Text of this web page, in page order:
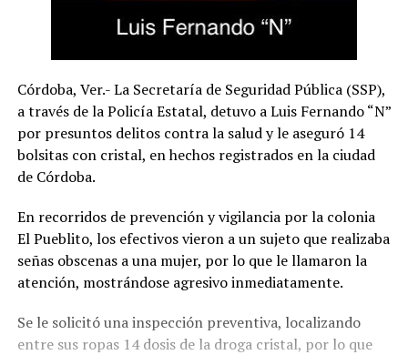
Córdoba, Ver.- La Secretaría de Seguridad Pública (SSP),
a través de la Policía Estatal, detuvo a Luis Fernando “N”
por presuntos delitos contra la salud y le aseguró 14
bolsitas con cristal, en hechos registrados en la ciudad
de Córdoba.
En recorridos de prevención y vigilancia por la colonia
El Pueblito, los efectivos vieron a un sujeto que realizaba
señas obscenas a una mujer, por lo que le llamaron la
atención, mostrándose agresivo inmediatamente.
Se le solicitó una inspección preventiva, localizando
entre sus ropas 14 dosis de la droga cristal, por lo que